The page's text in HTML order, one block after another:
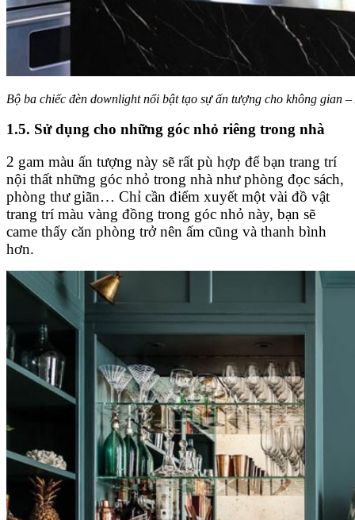
Bộ ba chiếc đèn downlight nổi bật tạo sự ấn tượng cho không gian
1.5. Sử dụng cho những góc nhỏ riêng trong nhà
2 gam màu ấn tượng này sẽ rất pù hợp để bạn trang trí
nội thất những góc nhỏ trong nhà như phòng đọc sách,
phòng thư giãn… Chỉ cần điểm xuyết một vài đồ vật
trang trí màu vàng đồng trong góc nhỏ này, bạn sẽ
came thấy căn phòng trở nên ấm cũng và thanh bình
hơn.